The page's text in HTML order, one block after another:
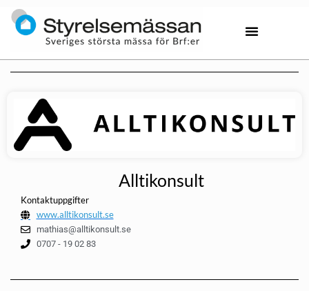
Alltikonsult
Kontaktuppgifter
www.alltikonsult.se
mathias@alltikonsult.se
0707 - 19 02 83